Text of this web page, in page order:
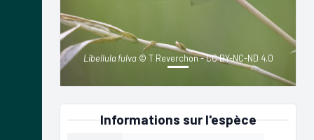
Libellula fulva© T Reverchon - CC BY-NC-ND 4.0
Informations sur l'espèce